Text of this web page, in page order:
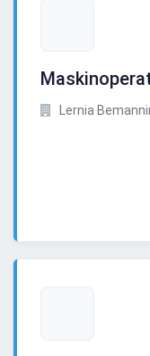
Lernia